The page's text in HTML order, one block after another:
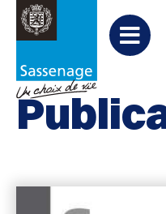
Aller à la recherche
Publication